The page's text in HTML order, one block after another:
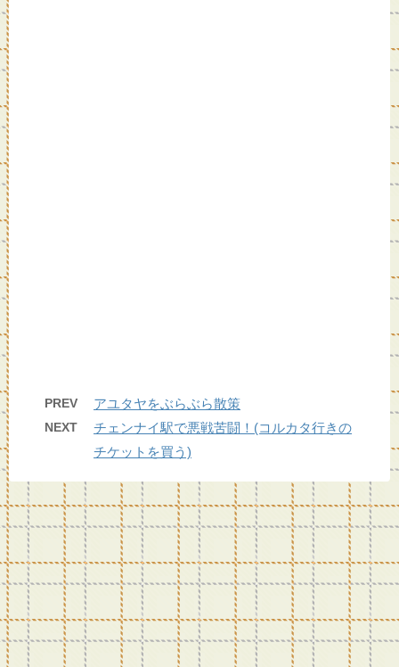
PREV アユタヤをぶらぶら散策
NEXT
チェンナイ駅で悪戦苦闘！(コルカタ行きの
チケットを買う)